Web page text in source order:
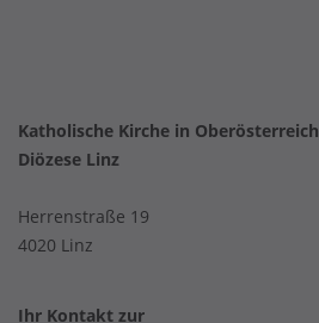
Katholische Kirche in Oberösterreich
Diözese Linz
Herrenstraße 19
4020 Linz
Ihr Kontakt zur